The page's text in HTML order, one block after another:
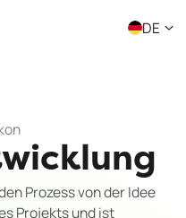
DE
Prozess von der Idee
Projekts und ist